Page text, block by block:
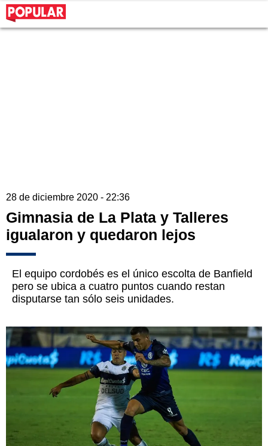
28 de diciembre 2020 - 22:36
Gimnasia de La Plata y Talleres
igualaron y quedaron lejos
El equipo cordobés es el único escolta de Banfield
pero se ubica a cuatro puntos cuando restan
disputarse tan sólo seis unidades.